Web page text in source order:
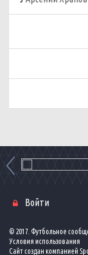
© 2017. Футбольное
Условия использования
Сайт создан компанией
Войти